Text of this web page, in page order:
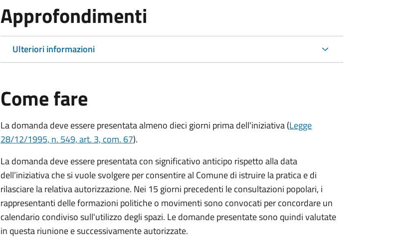
Approfondimenti
Ulteriori informazioni
Come fare
La domanda deve essere presentataalmeno dieci giorni primadell'iniziativa (Legge
28/12/1995, n. 549, art. 3, com. 67).
La domanda deve essere presentata con significativo anticipo rispetto alla data
dell’iniziativa che si vuole svolgere per consentire al Comune di istruire la pratica e di
rilasciare la relativa autorizzazione. Nei 15 giorni precedenti le consultazioni popolari, i
rappresentanti delle formazioni politiche o movimenti sono convocati per concordare un
calendario condiviso sull'utilizzo degli spazi. Le domande presentate sono quindi valutate
in questa riunione e successivamente autorizzate.